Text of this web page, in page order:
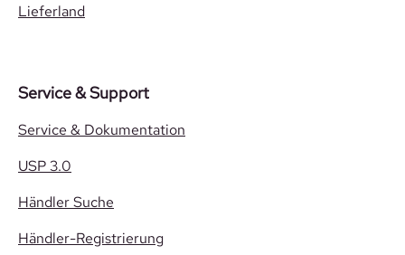
Lieferland
Service & Support
Service & Dokumentation
USP 3.0
Händler Suche
Händler-Registrierung